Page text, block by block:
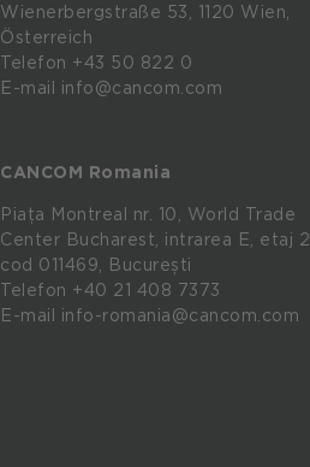
Wienerbergstraße 53, 1120 Wien,
Österreich
Telefon +43 50 822 0
E-mail info@cancom.com
CANCOM Romania
Piața Montreal nr. 10, World Trade
Center Bucharest, intrarea E, etaj 2,
cod 011469, București
Telefon +40 21 408 7373
E-mail info-romania@cancom.com